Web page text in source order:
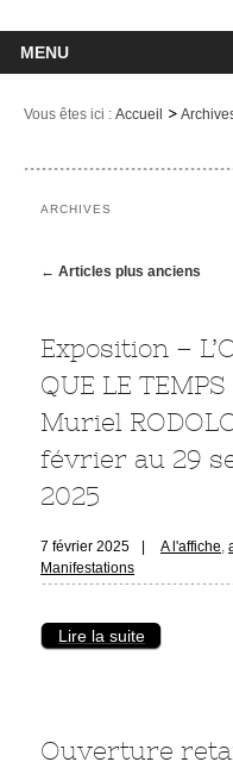
MENU
Vous êtes ici : Accueil
ARCHIVES
Navigation des articles
← Articles plus anciens
Exposition –
QUE LE
Muriel
février au 29
2025
7 février 2025 | A l'affiche ,
Manifestations
Lire la suite
Ouverture